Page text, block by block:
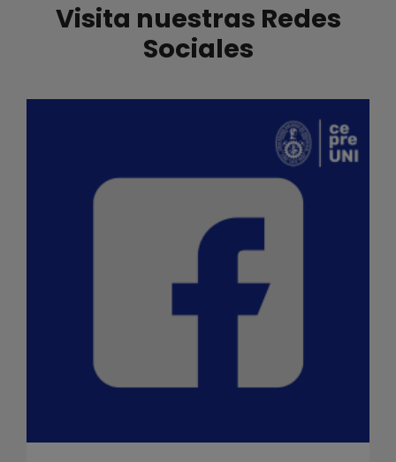
Visita nuestras Redes
Sociales